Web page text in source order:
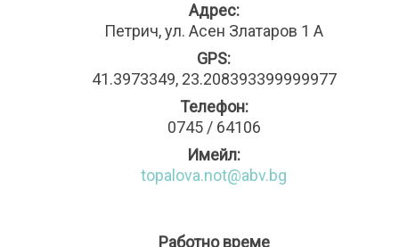
Адрес:
Петрич, ул. Асен Златаров 1 А
GPS:
41.3973349, 23.208393399999977
Телефон:
0745 / 64106
Имейл:
topalova.not@abv.bg
Работно време